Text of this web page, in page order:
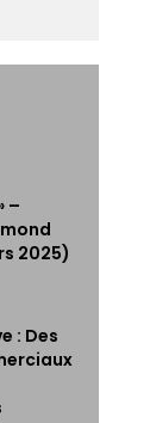
–
2025)
: Des